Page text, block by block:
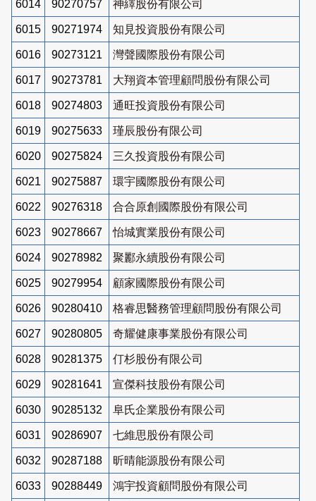
6014 90270757 神繹股份有限公司
6015 90271974 知見投資股份有限公司
6016 90273121 灣聲國際股份有限公司
6017 90273781 大翔資本管理顧問股份有限公司
6018 90274803 通旺投資股份有限公司
6019 90275633 瑾辰股份有限公司
6020 90275824 三久投資股份有限公司
6021 90275887 環宇國際股份有限公司
6022 90276318 合合原創國際股份有限公司
6023 90278667 怡城實業股份有限公司
6024 90278982 聚酈永續股份有限公司
6025 90279954 顧家國際股份有限公司
6026 90280410 格睿思醫務管理顧問股份有限公司
6027 90280805 奇耀健康事業股份有限公司
6028 90281375 仃杉股份有限公司
6029 90281641 宣傑科技股份有限公司
6030 90285132 阜氏企業股份有限公司
6031 90286907 七維思股份有限公司
6032 90287188 昕晴能源股份有限公司
6033 90288449 鴻宇投資顧問股份有限公司